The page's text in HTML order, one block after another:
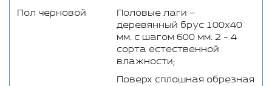
Пол черновой
Половые лаги –
деревянный брус 100x40
мм. с шагом 600 мм. 2 - 4
сорта естественной
влажности;
Поверх сплошная обрезная